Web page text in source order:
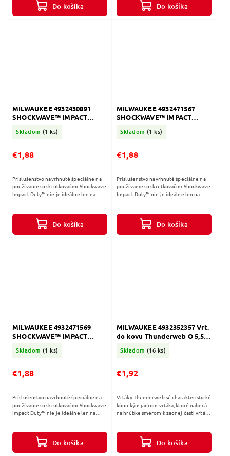
Do košíka Do košíka
MILWAUKEE 4932430891
SHOCKWAVE™ IMPACT
TX50 - 25mm - 2ks
Skladom (1 ks)
€1,88
Do košíka
Príslušenstvo navrhnuté špeciálne na
používanie so skrutkovačmi Shockwave
Impact Duty™ nie je ideálne len na
MILWAUKEE 4932471567
SHOCKWAVE™ IMPACT
- 25mm - 2ks
Skladom (1 ks)
€1,88
Do košíka
Príslušenstvo navrhnuté špeciálne na
používanie so skrutkovačmi Shockwave
Impact Duty™ nie je ideálne len na
MILWAUKEE 4932471569
SHOCKWAVE™ IMPACT
- 25mm - 2ks
Skladom (1 ks)
€1,88
Do košíka
Príslušenstvo navrhnuté špeciálne na
používanie so skrutkovačmi Shockwave
Impact Duty™ nie je ideálne len na
MILWAUKEE 4932352357 Vrt.
do kovu Thunderweb O 5,5 ×
Skladom (16 ks)
€1,92
Do košíka
Vrtáky Thunderweb sú charakteristické
kónickým jadrom vrtáka, ktoré naberá
na hrúbke smerom k zadnej časti vrtáka.